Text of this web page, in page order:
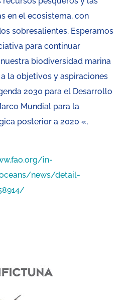
en el ecosistema, con
sobresalientes. Esperamos
para continuar
biodiversidad marina
la objetivos y aspiraciones
2030 para el Desarrollo
Mundial para la
posterior a 2020 «,
in-
news/detail-